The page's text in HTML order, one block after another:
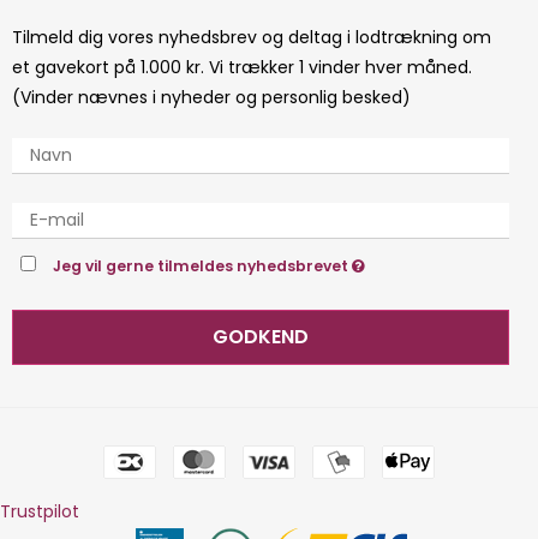
Tilmeld dig vores nyhedsbrev og deltag i lodtrækning om
et gavekort på 1.000 kr. Vi trækker 1 vinder hver måned.
(Vinder nævnes i nyheder og personlig besked)
Jeg vil gerne tilmeldes nyhedsbrevet
GODKEND
Trustpilot